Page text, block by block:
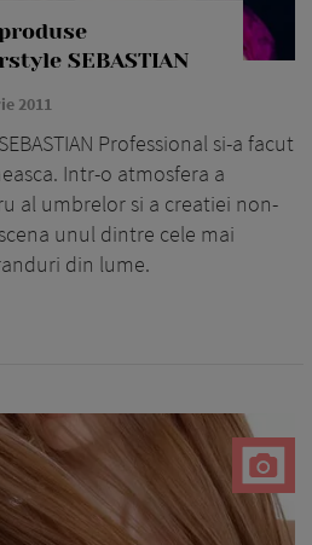
SEBASTIAN
2011
Professional si-a facut
Intr-o atmosfera a
al umbrelor si a creatiei non-
unul dintre cele mai
din lume.